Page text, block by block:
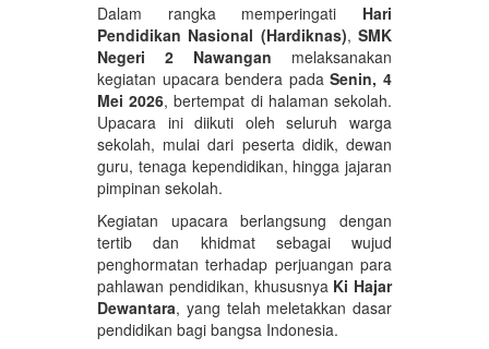
Dalam rangka memperingati Hari
Pendidikan Nasional (Hardiknas),SMK
Negeri 2 Nawangan melaksanakan
kegiatan upacara bendera padaSenin, 4
Mei 2026, bertempat di halaman sekolah.
Upacara ini diikuti oleh seluruh warga
sekolah, mulai dari peserta didik, dewan
guru, tenaga kependidikan, hingga jajaran
pimpinan sekolah.
Kegiatan upacara berlangsung dengan
tertib dan khidmat sebagai wujud
penghormatan terhadap perjuangan para
pahlawan pendidikan, khususnya Ki Hajar
Dewantara, yang telah meletakkan dasar
pendidikan bagi bangsa Indonesia.